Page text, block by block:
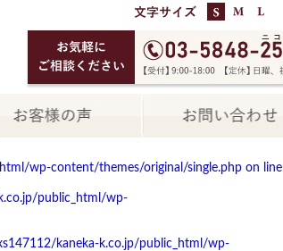
wp-content/themes/original/single.php on line
public_html/wp-
kaneka-k.co.jp/public_html/wp-